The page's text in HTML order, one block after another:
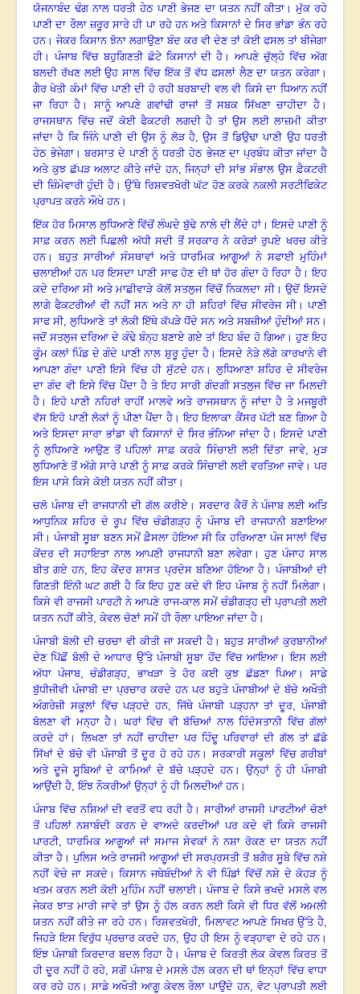
ਯੋਜਨਾਬੰਦ ਢੰਗ ਨਾਲ ਧਰਤੀ ਹੇਠ ਪਾਣੀ ਭੇਜਣ ਦਾ ਯਤਨ ਨਹੀਂ ਕੀਤਾ। ਮੁੱਕ ਰਹੇ
ਪਾਣੀ ਦਾ ਰੌਲਾ ਜ਼ਰੂਰ ਸਾਰੇ ਹੀ ਪਾ ਰਹੇ ਹਨ ਅਤੇ ਕਿਸਾਨਾਂ ਦੇ ਸਿਰ ਭਾਂਡਾ ਭੰਨ ਰਹੇ
ਹਨ। ਜੇਕਰ ਕਿਸਾਨ ਝੋਨਾ ਲਗਾਉਣਾ ਬੰਦ ਕਰ ਵੀ ਦੇਣ ਤਾਂ ਕੋਈ ਫਸਲ ਤਾਂ ਬੀਜੇਗਾ
ਹੀ। ਪੰਜਾਬ ਵਿੱਚ ਬਹੁਗਿਣਤੀ ਛੋਟੇ ਕਿਸਾਨਾਂ ਦੀ ਹੈ । ਆਪਣੇ ਚੁੱਲ੍ਹੇ ਵਿੱਚ ਅੱਗ
ਬਲਦੀ ਰੱਖਣ ਲਈ ਉਹ ਸਾਲ ਵਿੱਚ ਇੱਕ ਤੋਂ ਵੱਧ ਫਸਲਾਂ ਲੈਣ ਦਾ ਯਤਨ ਕਰੇਗਾ ।
ਗੈਰ ਖੇਤੀ ਕੰਮਾਂ ਵਿੱਚ ਪਾਣੀ ਦੀ ਹੋ ਰਹੀ ਬਰਬਾਦੀ ਵਲ ਵੀ ਕਿਸੇ ਦਾ ਧਿਆਨ ਨਹੀਂ
ਜਾ ਰਿਹਾ ਹੈ । ਸਾਨੂੰ ਆਪਣੇ ਗਵਾਂਢੀ ਰਾਜਾਂ ਤੋਂ ਸਬਕ ਸਿੱਖਣਾ ਚਾਹੀਦਾ ਹੈ ।
ਰਾਜਸਥਾਨ ਵਿੱਚ ਜਦੋਂ ਕੋਈ ਫੈਕਟਰੀ ਲਗਦੀ ਹੈ ਤਾਂ ਉਸ ਲਈ ਲਾਜ਼ਮੀ ਕੀਤਾ
ਜਾਂਦਾ ਹੈ ਕਿ ਜਿੰਨੇ ਪਾਣੀ ਦੀ ਉਸ ਨੂੰ ਲੋੜ ਹੈ, ਉਸ ਤੋਂ ਡਿਉਢਾ ਪਾਣੀ ਉਹ ਧਰਤੀ
ਹੇਠ ਭੇਜੇਗਾ।ਬਰਸਾਤ ਦੇ ਪਾਣੀ ਨੂੰ ਧਰਤੀ ਹੇਠ ਭੇਜਣ ਦਾ ਪ੍ਰਬੰਧ ਕੀਤਾ ਜਾਂਦਾ ਹੈ
ਅਤੇ ਕੁਝ ਛੱਪੜ ਅਲਾਟ ਕੀਤੇ ਜਾਂਦੇ ਹਨ, ਜਿਨ੍ਹਾਂ ਦੀ ਸਾਂਭ ਸੰਭਾਲ ਉਸ ਫ਼ੈਕਟਰੀ
ਦੀ ਜ਼ਿੰਮੇਵਾਰੀ ਹੁੰਦੀ ਹੈ। ਉੱਥੇ ਰਿਸ਼ਵਤਖੋਰੀ ਘੱਟ ਹੋਣ ਕਰਕੇ ਨਕਲੀ ਸਰਟੀਫਿਕੇਟ
ਪ੍ਰਾਪਤ ਕਰਨੇ ਔਖੇ ਹਨ।
ਇੱਕ ਹੋਰ ਮਿਸਾਲ ਲੁਧਿਆਣੇ ਵਿੱਚੋਂ ਲੰਘਦੇ ਬੁੱਢੇ ਨਾਲੇ ਦੀ ਲੈਂਦੇ ਹਾਂ। ਇਸਦੇ ਪਾਣੀ ਨੂੰ
ਸਾਫ਼ ਕਰਨ ਲਈ ਪਿਛਲੀ ਅੱਧੀ ਸਦੀ ਤੋਂ ਸਰਕਾਰ ਨੇ ਕਰੋੜਾਂ ਰੁਪਏ ਖਰਚ ਕੀਤੇ
ਹਨ। ਬਹੁਤ ਸਾਰੀਆਂ ਸੰਸਥਾਵਾਂ ਅਤੇ ਧਾਰਮਿਕ ਆਗੂਆਂ ਨੇ ਸਫਾਈ ਮੁਹਿੰਮਾਂ
ਚਲਾਈਆਂ ਹਨ ਪਰ ਇਸਦਾ ਪਾਣੀ ਸਾਫ ਹੋਣ ਦੀ ਥਾਂ ਹੋਰ ਗੰਦਾ ਹੋ ਰਿਹਾ ਹੈ।ਇਹ
ਕਦੇ ਦਰਿਆ ਸੀ ਅਤੇ ਮਾਛੀਵਾੜੇ ਕੋਲੋਂ ਸਤਲੁਜ ਵਿੱਚੋਂ ਨਿਕਲਦਾ ਸੀ।ਉਦੋਂ ਇਸਦੇ
ਲਾਗੇ ਫੈਕਟਰੀਆਂ ਵੀ ਨਹੀਂ ਸਨ ਅਤੇ ਨਾ ਹੀ ਸ਼ਹਿਰਾਂ ਵਿੱਚ ਸੀਵਰੇਜ ਸੀ।ਪਾਣੀ
ਸਾਫ ਸੀ, ਲੁਧਿਆਣੇ ਤਾਂ ਲੋਕੀ ਇੱਥੇ ਕੱਪੜੇ ਧੋਂਦੇ ਸਨ ਅਤੇ ਸਬਜ਼ੀਆਂ ਹੁੰਦੀਆਂ ਸਨ।
ਜਦੋਂ ਸਤਲੁਜ ਦਰਿਆ ਦੇ ਕੰਢੇ ਬੰਨ੍ਹ ਬਣਾਏ ਗਏ ਤਾਂ ਇਹ ਬੰਦ ਹੋ ਗਿਆ। ਹੁਣ ਇਹ
ਕੂੰਮ ਕਲਾਂ ਪਿੰਡ ਦੇ ਗੰਦੇ ਪਾਣੀ ਨਾਲ ਸ਼ੁਰੂ ਹੁੰਦਾ ਹੈ। ਇਸਦੇ ਨੇੜੇ ਲੱਗੇ ਕਾਰਖਾਨੇ ਵੀ
ਆਪਣਾ ਗੰਦਾ ਪਾਣੀ ਇਸੇ ਵਿੱਚ ਹੀ ਸੁੱਟਦੇ ਹਨ। ਲੁਧਿਆਣਾ ਸ਼ਹਿਰ ਦੇ ਸੀਵਰੇਜ
ਦਾ ਗੰਦ ਵੀ ਇਸੇ ਵਿੱਚ ਪੈਂਦਾ ਹੈ ਤੇ ਇਹ ਸਾਰੀ ਗੰਦਗੀ ਸਤਲੁਜ ਵਿੱਚ ਜਾ ਮਿਲਦੀ
ਹੈ ।ਇਹੋ ਪਾਣੀ ਨਹਿਰਾਂ ਰਾਹੀਂ ਮਾਲਵੇ ਅਤੇ ਰਾਜਸਥਾਨ ਨੂੰ ਜਾਂਦਾ ਹੈ ਤੇ ਮਜਬੂਰੀ
ਵੱਸ ਇਹੋ ਪਾਣੀ ਲੋਕਾਂ ਨੂੰ ਪੀਣਾ ਪੈਂਦਾ ਹੈ।ਇਹ ਇਲਾਕਾ ਕੈਂਸਰ ਪੱਟੀ ਬਣ ਗਿਆ ਹੈ
ਅਤੇ ਇਸਦਾ ਸਾਰਾ ਭਾਂਡਾ ਵੀ ਕਿਸਾਨਾਂ ਦੇ ਸਿਰ ਭੰਨਿਆ ਜਾਂਦਾ ਹੈ। ਇਸਦੇ ਪਾਣੀ
ਨੂੰ ਲੁਧਿਆਣੇ ਆਉਣ ਤੋਂ ਪਹਿਲਾਂ ਸਾਫ਼ ਕਰਕੇ ਸਿੰਚਾਈ ਲਈ ਦਿੱਤਾ ਜਾਵੇ, ਮੁੜ
ਲੁਧਿਆਣੇ ਤੋਂ ਅੱਗੇ ਸਾਰੇ ਪਾਣੀ ਨੂੰ ਸਾਫ਼ ਕਰਕੇ ਸਿੰਚਾਈ ਲਈ ਵਰਤਿਆ ਜਾਵੇ। ਪਰ
ਇਸ ਪਾਸੇ ਕਿਸੇ ਕੋਈ ਯਤਨ ਨਹੀਂ ਕੀਤਾ ।
ਚਲੋ ਪੰਜਾਬ ਦੀ ਰਾਜਧਾਨੀ ਦੀ ਗੱਲ ਕਰੀਏ । ਸਰਦਾਰ ਕੈਰੋਂ ਨੇ ਪੰਜਾਬ ਲਈ ਅਤਿ
ਆਧੁਨਿਕ ਸ਼ਹਿਰ ਦੇ ਰੂਪ ਵਿੱਚ ਚੰਡੀਗੜ੍ਹ ਨੂੰ ਪੰਜਾਬ ਦੀ ਰਾਜਧਾਨੀ ਬਣਾਇਆ
ਸੀ।ਪੰਜਾਬੀ ਸੂਬਾ ਬਣਨ ਸਮੇਂ ਫ਼ੈਸਲਾ ਹੋਇਆ ਸੀ ਕਿ ਹਰਿਆਣਾ ਪੰਜ ਸਾਲਾਂ ਵਿੱਚ
ਕੇਂਦਰ ਦੀ ਸਹਾਇਤਾ ਨਾਲ ਆਪਣੀ ਰਾਜਧਾਨੀ ਬਣਾ ਲਵੇਗਾ ।ਹੁਣ ਪੰਜਾਹ ਸਾਲ
ਬੀਤ ਗਏ ਹਨ, ਇਹ ਕੇਂਦਰ ਸ਼ਾਸਤ ਪ੍ਰਦੇਸ ਬਣਿਆ ਹੋਇਆ ਹੈ। ਪੰਜਾਬੀਆਂ ਦੀ
ਗਿਣਤੀ ਇੰਨੀ ਘਟ ਗਈ ਹੈ ਕਿ ਇਹ ਹੁਣ ਕਦੇ ਵੀ ਇਹ ਪੰਜਾਬ ਨੂੰ ਨਹੀਂ ਮਿਲੇਗਾ ।
ਕਿਸੇ ਵੀ ਰਾਜਸੀ ਪਾਰਟੀ ਨੇ ਆਪਣੇ ਰਾਜ-ਕਾਲ ਸਮੇਂ ਚੰਡੀਗੜ੍ਹ ਦੀ ਪ੍ਰਾਪਤੀ ਲਈ
ਯਤਨ ਨਹੀਂ ਕੀਤੇ, ਕੇਵਲ ਚੋਣਾਂ ਸਮੇਂ ਹੀ ਰੌਲਾ ਪਾਇਆ ਜਾਂਦਾ ਹੈ ।
ਪੰਜਾਬੀ ਬੋਲੀ ਦੀ ਚਰਚਾ ਵੀ ਕੀਤੀ ਜਾ ਸਕਦੀ ਹੈ । ਬਹੁਤ ਸਾਰੀਆਂ ਕੁਰਬਾਨੀਆਂ
ਦੇਣ ਪਿੱਛੋਂ ਬੋਲੀ ਦੇ ਆਧਾਰ ਉੱਤੇ ਪੰਜਾਬੀ ਸੂਬਾ ਹੋਂਦ ਵਿੱਚ ਆਇਆ।ਇਸ ਲਈ
ਅੱਧਾ ਪੰਜਾਬ, ਚੰਡੀਗੜ੍ਹ, ਭਾਖੜਾ ਤੇ ਹੋਰ ਕਈ ਕੁਝ ਛੱਡਣਾ ਪਿਆ।ਸਾਡੇ
ਬੁੱਧੀਜੀਵੀ ਪੰਜਾਬੀ ਦਾ ਪ੍ਰਚਾਰ ਕਰਦੇ ਹਨ ਪਰ ਬਹੁਤੇ ਪੰਜਾਬੀਆਂ ਦੇ ਬੱਚੇ ਅਖੌਤੀ
ਅੰਗਰੇਜ਼ੀ ਸਕੂਲਾਂ ਵਿੱਚ ਪੜ੍ਹਦੇ ਹਨ, ਜਿੱਥੇ ਪੰਜਾਬੀ ਪੜ੍ਹਨਾ ਤਾਂ ਦੂਰ, ਪੰਜਾਬੀ
ਬੋਲਣਾ ਵੀ ਮਨ੍ਹਾ ਹੈ । ਘਰਾਂ ਵਿੱਚ ਵੀ ਬੱਚਿਆਂ ਨਾਲ ਹਿੰਦੋਸਤਾਨੀ ਵਿੱਚ ਗੱਲਾਂ
ਕਰਦੇ ਹਾਂ । ਲਿਖਣਾ ਤਾਂ ਨਹੀਂ ਚਾਹੀਦਾ ਪਰ ਹਿੰਦੂ ਪਰਿਵਾਰਾਂ ਦੀ ਗੱਲ ਤਾਂ ਛੱਡੋ
ਸਿੱਖਾਂ ਦੇ ਬੱਚੇ ਵੀ ਪੰਜਾਬੀ ਤੋਂ ਦੂਰ ਹੋ ਰਹੇ ਹਨ। ਸਰਕਾਰੀ ਸਕੂਲਾਂ ਵਿੱਚ ਗਰੀਬਾਂ
ਅਤੇ ਦੂਜੇ ਸੂਬਿਆਂ ਦੇ ਕਾਮਿਆਂ ਦੇ ਬੱਚੇ ਪੜ੍ਹਦੇ ਹਨ। ਉਨ੍ਹਾਂ ਨੂੰ ਹੀ ਪੰਜਾਬੀ
ਆਉਂਦੀ ਹੈ, ਇੰਝ ਨੌਕਰੀਆਂ ਉਨ੍ਹਾਂ ਨੂੰ ਹੀ ਮਿਲਦੀਆਂ ਹਨ।
ਪੰਜਾਬ ਵਿੱਚ ਨਸ਼ਿਆਂ ਦੀ ਵਰਤੋਂ ਵਧ ਰਹੀ ਹੈ। ਸਾਰੀਆਂ ਰਾਜਸੀ ਪਾਰਟੀਆਂ ਚੋਣਾਂ
ਤੋਂ ਪਹਿਲਾਂ ਨਸ਼ਾਬੰਦੀ ਕਰਨ ਦੇ ਵਾਅਦੇ ਕਰਦੀਆਂ ਪਰ ਕਦੇ ਵੀ ਕਿਸੇ ਰਾਜਸੀ
ਪਾਰਟੀ, ਧਾਰਮਿਕ ਆਗੂਆਂ ਜਾਂ ਸਮਾਜ ਸੇਵਕਾਂ ਨੇ ਨਸ਼ਾ ਰੋਕਣ ਦਾ ਯਤਨ ਨਹੀਂ
ਕੀਤਾ ਹੈ ।ਪੁਲਿਸ ਅਤੇ ਰਾਜਸੀ ਆਗੂਆਂ ਦੀ ਸਰਪ੍ਰਸਤੀ ਤੋਂ ਬਗੈਰ ਸੂਬੇ ਵਿੱਚ ਨਸ਼ੇ
ਨਹੀਂ ਵੇਚੇ ਜਾ ਸਕਦੇ।ਕਿਸਾਨ ਜਥੇਬੰਦੀਆਂ ਨੇ ਵੀ ਪਿੰਡਾਂ ਵਿੱਚੋਂ ਨਸ਼ੇ ਦੇ ਕੋਹੜ ਨੂੰ
ਖਤਮ ਕਰਨ ਲਈ ਕੋਈ ਮੁਹਿੰਮ ਨਹੀਂ ਚਲਾਈ। ਪੰਜਾਬ ਦੇ ਕਿਸੇ ਭਖਦੇ ਮਸਲੇ ਵਲ
ਜੇਕਰ ਝਾਤ ਮਾਰੀ ਜਾਵੇ ਤਾਂ ਉਸ ਨੂੰ ਹੱਲ ਕਰਨ ਲਈ ਕਿਸੇ ਵੀ ਧਿਰ ਵੱਲੋਂ ਅਮਲੀ
ਯਤਨ ਨਹੀਂ ਕੀਤੇ ਜਾ ਰਹੇ ਹਨ।ਰਿਸ਼ਵਤਖੋਰੀ, ਮਿਲਾਵਟ ਆਪਣੇ ਸਿਖਰ ਉੱਤੇ ਹੈ,
ਜਿਹੜੇ ਇਸ ਵਿਰੁੱਧ ਪ੍ਰਚਾਰ ਕਰਦੇ ਹਨ, ਉਹ ਹੀ ਇਸ ਨੂੰ ਵੜ੍ਹਾਵਾ ਦੇ ਰਹੇ ਹਨ।
ਇੰਝ ਪੰਜਾਬੀ ਕਿਰਦਾਰ ਬਦਲ ਰਿਹਾ ਹੈ। ਪੰਜਾਬ ਦੇ ਕਿਰਤੀ ਲੋਕ ਕੇਵਲ ਕਿਰਤ ਤੋਂ
ਹੀ ਦੂਰ ਨਹੀਂ ਹੋ ਰਹੇ, ਸਗੋਂ ਪੰਜਾਬ ਦੇ ਮਸਲੇ ਹੱਲ ਕਰਨ ਦੀ ਥਾਂ ਇਨ੍ਹਾਂ ਵਿੱਚ ਵਾਧਾ
ਕਰ ਰਹੇ ਹਨ। ਸਾਡੇ ਅਖੌਤੀ ਆਗੂ ਕੇਵਲ ਰੌਲਾ ਪਾਉਂਦੇ ਹਨ, ਵੋਟ ਪ੍ਰਾਪਤੀ ਲਈ